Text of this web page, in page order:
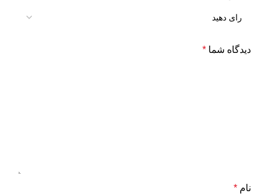
دیدگاه شما *
نام *